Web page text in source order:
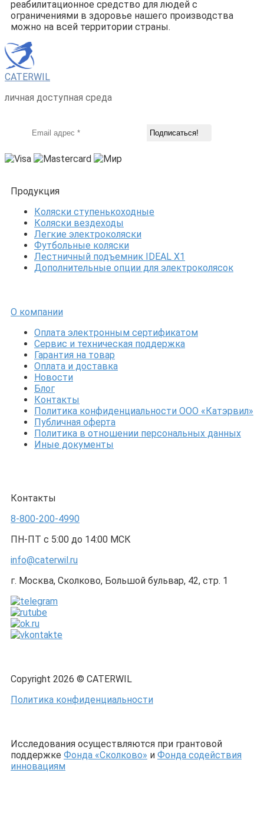
реабилитационное средство для людей с
ограничениями в здоровье нашего производства
можно на всей территории страны.
CATERWIL
личная доступная среда
Продукция
Коляски ступенькоходные
Коляски вездеходы
Легкие электроколяски
Футбольные коляски
Лестничный подъемник IDEAL X1
Дополнительные опции для электроколясок
О компании
Оплата электронным сертификатом
Сервис и техническая поддержка
Гарантия на товар
Оплата и доставка
Новости
Блог
Контакты
Политика конфиденциальности ООО «Катэрвил»
Публичная оферта
Политика в отношении персональных данных
Иные документы
Контакты
8-800-200-4990
ПН-ПТ с 5:00 до 14:00 МСК
info@caterwil.ru
г. Москва, Сколково, Большой бульвар, 42, стр. 1
Copyright 2026 © CATERWIL
Политика конфиденциальности
Исследования осуществляются при грантовой
поддержке Фонда «Сколково» и Фонда содействия
инновациям